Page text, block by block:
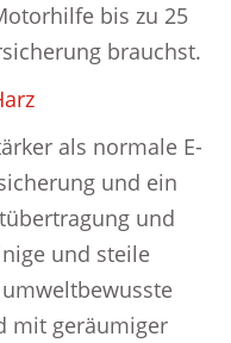
bis zu 25
brauchst.
als normale E-
und ein
und
und steile
mit geräumiger